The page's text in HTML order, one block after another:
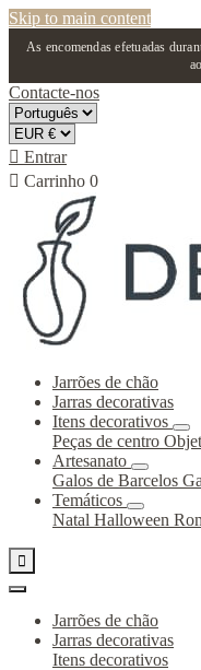
Skip to main content
As encomendas efetuadas
Contacte-nos
 Entrar
 Carrinho 0
Jarrões de chão
Jarras decorativas
Itens decorativos
Peças de centro
Artesanato
Galos de Barcelos
Temáticos
Natal Halloween

Jarrões de chão
Jarras decorativas
Itens decorativos